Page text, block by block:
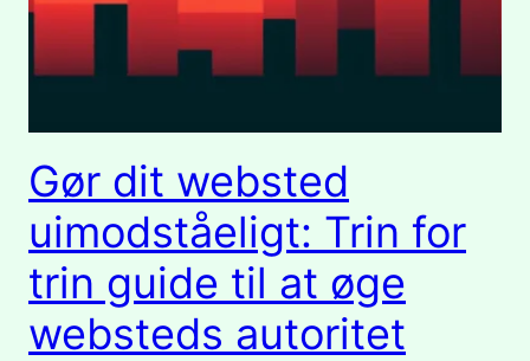
Gør dit websted
uimodståeligt: Trin for
trin guide til at øge
websteds autoritet